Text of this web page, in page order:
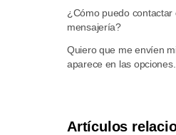
¿Cómo puedo contactar
mensajería?
Quiero que me envíen
aparece en las
Artículos